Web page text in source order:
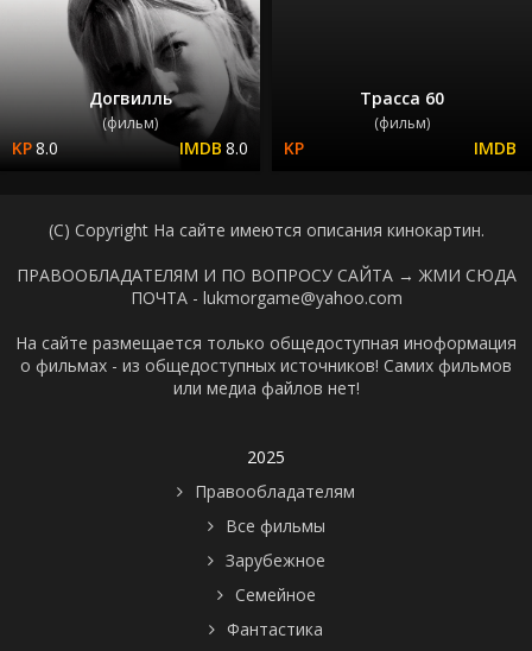
Догвилль
(фильм)
8.0 8.0
Трасса 60
(фильм)
(C) Copyright На сайте имеются описания кинокартин.
ПРАВООБЛАДАТЕЛЯМ И ПО ВОПРОСУ САЙТА → ЖМИ СЮДА
ПОЧТА - lukmorgame@yahoo.com
На сайте размещается только общедоступная иноформация
о фильмах - из общедоступных источников! Самих фильмов
или медиа файлов нет!
2025
Правообладателям
Все фильмы
Зарубежное
Семейное
Фантастика